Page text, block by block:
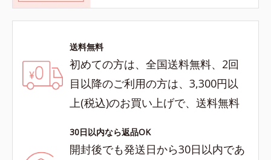
送料無料
初めての方は、全国送料無料、2回
目以降のご利用の方は、3,300円以
上(税込)のお買い上げで、送料無料
30日以内なら返品OK
開封後でも発送日から30日以内であ